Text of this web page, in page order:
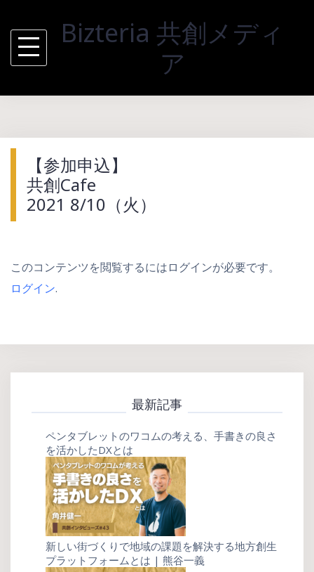
content
Bizteria 共創メディ
ア
【参加申込】
共創Cafe
2021 8/10（火）
このコンテンツを閲覧するにはログインが必要です。
ログイン.
最新記事
ペンタブレットのワコムの考える、手書きの良さ
を活かしたDXとは
新しい街づくりで地域の課題を解決する地方創生
プラットフォームとは | 熊谷一義